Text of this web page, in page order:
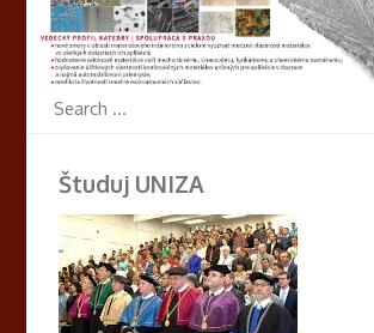
Študuj UNIZA